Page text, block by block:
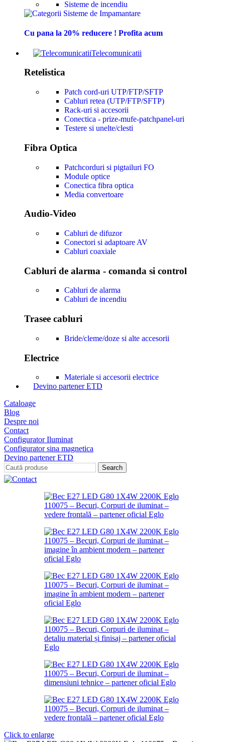
Sisteme de incendiu
Cu pana la 20% reducere ! Profita acum
Telecomunicatii
Retelistica
Patch cord-uri UTP/FTP/SFTP
Cabluri retea (UTP/FTP/SFTP)
Rack-uri si accesorii
Conectica - prize-mufe-patchpanel-uri
Testere si unelte/clesti
Fibra Optica
Patchcorduri si pigtailuri FO
Module optice
Conectica fibra optica
Media convertoare
Audio-Video
Cabluri de difuzor
Conectori si adaptoare AV
Cabluri coaxiale
Cabluri de alarma - comanda si control
Cabluri de alarma
Cabluri de incendiu
Trasee cabluri
Bride/cleme/doze si alte accesorii
Electrice
Materiale si accesorii electrice
Devino partener ETD
Cataloage
Blog
Despre noi
Contact
Configurator Iluminat
Configurator sina magnetica
Devino partener ETD
Search
Click to enlarge